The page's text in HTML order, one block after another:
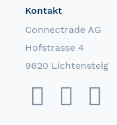
Kontakt
Connectrade AG
Hofstrasse 4
9620 Lichtensteig